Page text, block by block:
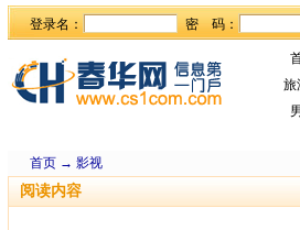
登录名： 密 码：
旅
首页→ 影视
阅读内容